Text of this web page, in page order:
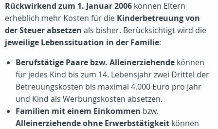
Rückwirkend zum 1. Januar 2006 können Eltern
erheblich mehr Kosten für die Kinderbetreuung von
der Steuer absetzen als bisher. Berücksichtigt wird die
jeweilige Lebenssituation in der Familie:
Berufstätige Paare bzw. Alleinerziehende können
für jedes Kind bis zum 14. Lebensjahr zwei Drittel der
Betreuungskosten bis maximal 4.000 Euro pro Jahr
und Kind als Werbungskosten absetzen.
Familien mit einem Einkommen bzw.
Alleinerziehende ohne Erwerbstätigkeit können